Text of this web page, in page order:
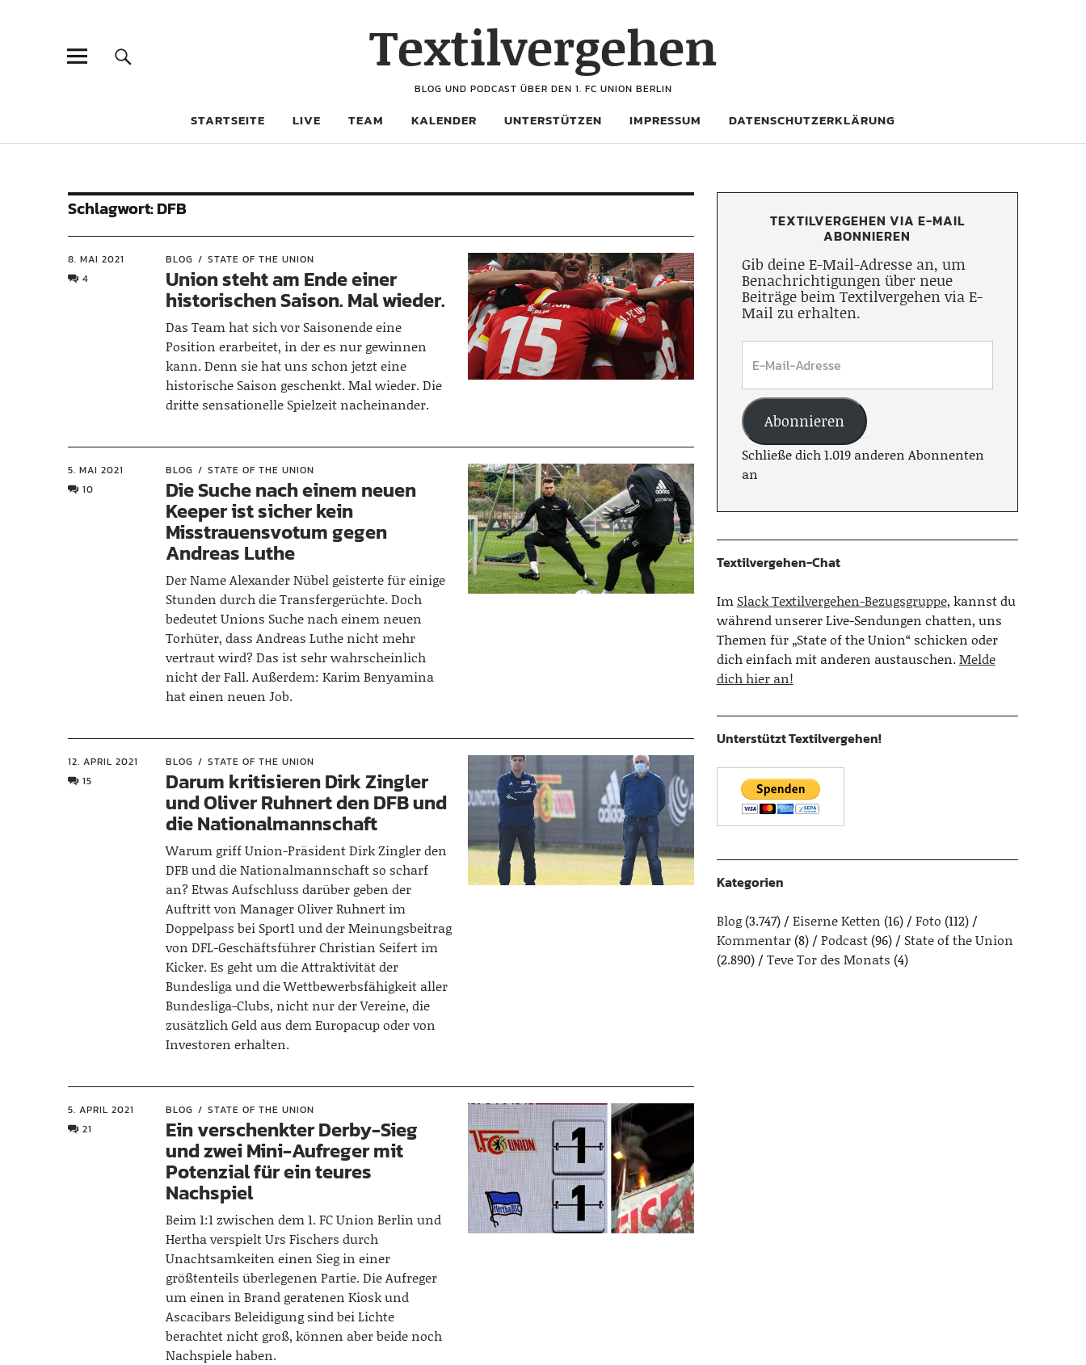
Textilvergehen
BLOG UND PODCAST ÜBER DEN 1. FC UNION BERLIN
STARTSEITE LIVE TEAM KALENDER UNTERSTÜTZEN IMPRESSUM DATENSCHUTZERKLÄRUNG
Schlagwort:DFB
8. MAI 2021
4
BLOG STATE OF THE UNION
Union steht am Ende einer
historischen Saison. Mal wieder.
Das Team hat sich vor Saisonende eine
Position erarbeitet, in der es nur gewinnen
kann. Denn sie hat uns schon jetzt eine
historische Saison geschenkt. Mal wieder. Die
dritte sensationelle Spielzeit nacheinander.
5. MAI 2021
10
BLOG STATE OF THE UNION
Die Suche nach einem neuen
Keeper ist sicher kein
Misstrauensvotum gegen
Andreas Luthe
Der Name Alexander Nübel geisterte für einige
Stunden durch die Transfergerüchte. Doch
bedeutet Unions Suche nach einem neuen
Torhüter, dass Andreas Luthe nicht mehr
vertraut wird? Das ist sehr wahrscheinlich
nicht der Fall. Außerdem: Karim Benyamina
hat einen neuen Job.
12. APRIL 2021
15
BLOG STATE OF THE UNION
Darum kritisieren Dirk Zingler
und Oliver Ruhnert den DFB und
die Nationalmannschaft
Warum griff Union-Präsident Dirk Zingler den
DFB und die Nationalmannschaft so scharf
an? Etwas Aufschluss darüber geben der
Auftritt von Manager Oliver Ruhnert im
Doppelpass bei Sport1 und der Meinungsbeitrag
von DFL-Geschäftsführer Christian Seifert im
Kicker. Es geht um die Attraktivität der
Bundesliga und die Wettbewerbsfähigkeit aller
Bundesliga-Clubs, nicht nur der Vereine, die
zusätzlich Geld aus dem Europacup oder von
Investoren erhalten.
5. APRIL 2021
21
BLOG STATE OF THE UNION
Ein verschenkter Derby-Sieg
und zwei Mini-Aufreger mit
Potenzial für ein teures
Nachspiel
Beim 1:1 zwischen dem 1. FC Union Berlin und
Hertha verspielt Urs Fischers durch
Unachtsamkeiten einen Sieg in einer
größtenteils überlegenen Partie. Die Aufreger
um einen in Brand geratenen Kiosk und
Ascacibars Beleidigung sind bei Lichte
berachtet nicht groß, können aber beide noch
Nachspiele haben.
TEXTILVERGEHEN VIA E-MAIL
ABONNIEREN
Gib deine E-Mail-Adresse an, um
Benachrichtigungen über neue
Beiträge beim Textilvergehen via E-
Mail zu erhalten.
Abonnieren
Schließe dich 1.019 anderen Abonnenten
an
Textilvergehen-Chat
Im Slack Textilvergehen-Bezugsgruppe, kannst du
während unserer Live-Sendungen chatten, uns
Themen für „State of the Union“ schicken oder
dich einfach mit anderen austauschen.Melde
dich hier an!
Unterstützt Textilvergehen!
Kategorien
Blog(3.747) Eiserne Ketten (16) Foto (112)
Kommentar(8) Podcast(96)
State of the Union
(2.890)
Teve Tor des Monats (4)